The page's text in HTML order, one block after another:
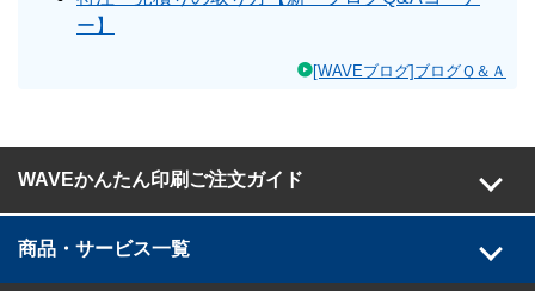
ー】
[WAVEブログ]ブログＱ＆Ａ
WAVEかんたん印刷ご注文ガイド
商品・サービス一覧